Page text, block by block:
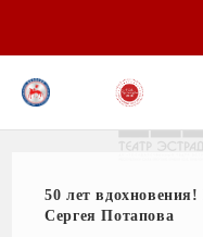
50 лет
Сергея Потапова